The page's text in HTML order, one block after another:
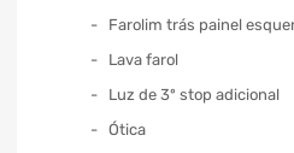
Farolim trás painel
Lava farol
Luz de 3º stop adicional
Ótica